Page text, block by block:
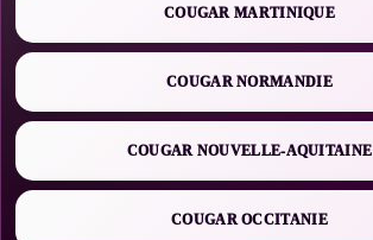
COUGAR MARTINIQUE
COUGAR NORMANDIE
COUGAR NOUVELLE-AQUITAINE
COUGAR OCCITANIE